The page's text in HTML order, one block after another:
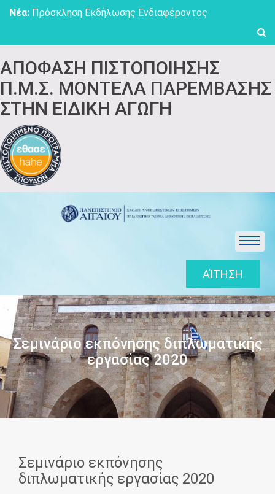
Skip
Νέα: Πρόσκληση Εκδήλωσης Ενδιαφέροντος
ΑΠΟΦΑΣΗ ΠΙΣΤΟΠΟΙΗΣΗΣ
Π.Μ.Σ. ΜΟΝΤΕΛΑ ΠΑΡΕΜΒΑΣΗΣ
ΣΤΗΝ ΕΙΔΙΚΗ ΑΓΩΓΗ
ΑΊΤΗΣΗ
Σεμινάριο εκπόνησης διπλωματικής
εργασίας 2020
Σεμινάριο εκπόνησης
διπλωματικής εργασίας 2020